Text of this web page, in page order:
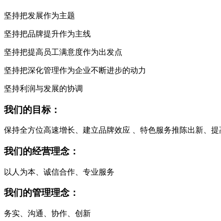
坚持把发展作为主题
坚持把品牌提升作为主线
坚持把提高员工满意度作为出发点
坚持把深化管理作为企业不断进步的动力
坚持利润与发展的协调
我们的目标：
保持全方位高速增长、建立品牌效应 、特色服务推陈出新、
我们的经营理念：
以人为本、诚信合作、专业服务
我们的管理理念：
务实、沟通、协作、创新